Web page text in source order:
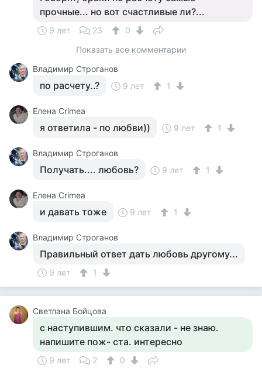
прочные... но вот счастливые ли?...
9 лет 23
0
Показать все комментарии
Владимир Строганов
по расчету..? 9 лет 1
Елена Crimea
я ответила - по любви)) 9 лет 1
Владимир Строганов
Получать.... любовь? 9 лет 1
Елена Crimea
и давать тоже 9 лет 1
Владимир Строганов
Правильный ответ дать любовь другому...
9 лет 1
Светлана Бойцова
с наступившим. что сказали - не знаю.
напишите пож- ста. интересно
9 лет 2
0